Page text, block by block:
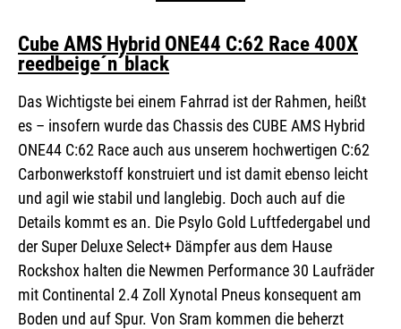
Cube AMS Hybrid ONE44 C:62 Race 400X
reedbeige´n´black
Das Wichtigste bei einem Fahrrad ist der Rahmen, heißt
es – insofern wurde das Chassis des CUBE AMS Hybrid
ONE44 C:62 Race auch aus unserem hochwertigen C:62
Carbonwerkstoff konstruiert und ist damit ebenso leicht
und agil wie stabil und langlebig. Doch auch auf die
Details kommt es an. Die Psylo Gold Luftfedergabel und
der Super Deluxe Select+ Dämpfer aus dem Hause
Rockshox halten die Newmen Performance 30 Laufräder
mit Continental 2.4 Zoll Xynotal Pneus konsequent am
Boden und auf Spur. Von Sram kommen die beherzt